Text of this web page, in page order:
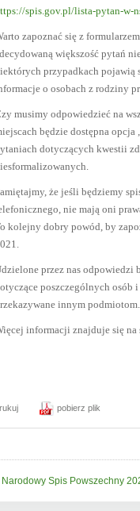
spis.gov.pl/lista-pytan-w-
zapoznać się z
większość pytań
przypadkach pojawią
o osobach z rodziny
musimy odpowiedzieć na
będzie dostępna
dotyczących kwestii
że jeśli będziemy
nie mają oni
kolejny dobry powód, by
przez nas odpowiedzi
poszczególnych osób
innym podmiotom.
informacji znajduje się na
pobierz plik
Narodowy Spis Powszechny